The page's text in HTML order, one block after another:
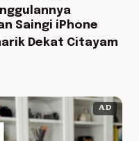
Saingi iPhone
Dekat Citayam
AD